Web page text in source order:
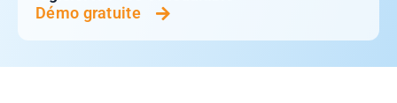
Démo gratuite